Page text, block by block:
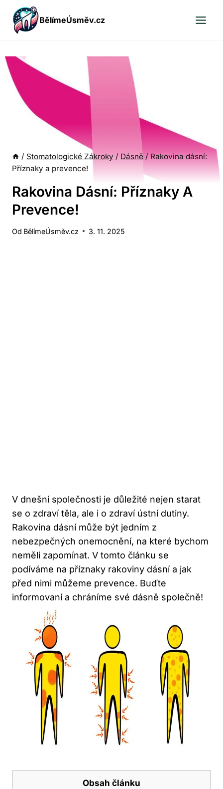
Přeskočit
obsah
BělímeÚsměv.cz
/ Stomatologické Zákroky / Dásně / Rakovina dásní:
Příznaky a prevence!
Rakovina Dásní: Příznaky A
Prevence!
Od BělímeÚsměv.cz 3. 11. 2025
V dnešní společnosti je důležité nejen starat
se o zdraví těla, ale i o zdraví ústní dutiny.
Rakovina dásní může být jedním z
nebezpečných onemocnění, na které bychom
neměli zapomínat. V tomto článku se
podíváme na příznaky rakoviny dásní a jak
před nimi můžeme prevence. Buďte
informovaní a chráníme své dásně společně!
Obsah článku